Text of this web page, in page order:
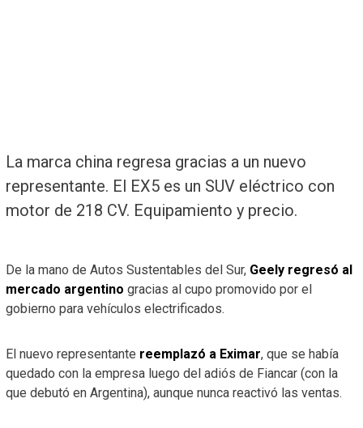
La marca china regresa gracias a un nuevo
representante. El EX5 es un SUV eléctrico con
motor de 218 CV. Equipamiento y precio.
De la mano de Autos Sustentables del Sur, Geely regresó al
mercado argentino gracias al cupo promovido por el
gobierno para vehículos electrificados.
El nuevo representante reemplazó a Eximar, que se había
quedado con la empresa luego del adiós de Fiancar (con la
que debutó en Argentina), aunque nunca reactivó las ventas.